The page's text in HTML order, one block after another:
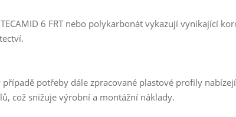
6 FRT nebo polykarbonát vykazují vynikající
případě potřeby dále zpracované plastové profily
což snižuje výrobní a montážní náklady.